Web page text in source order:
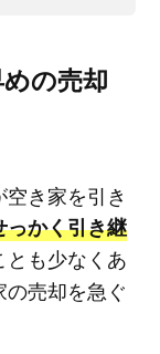
の売却
き家を引き
っかく引き継
とも少なくあ
売却を急ぐ